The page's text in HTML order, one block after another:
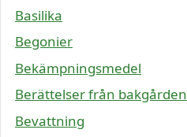
Basilika
Begonier
Bekämpningsmedel
Berättelser från bakgården
Bevattning